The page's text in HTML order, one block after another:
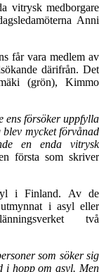
vitrysk medborgare
Anni
får vara medlem av
därifrån. Det
(grön), Kimmo
ens försöker uppfylla
mycket förvånad
en enda vitrysk
första som skriver
i Finland. Av de
i asyl eller
två
som söker sig
i hopp om asyl. Men